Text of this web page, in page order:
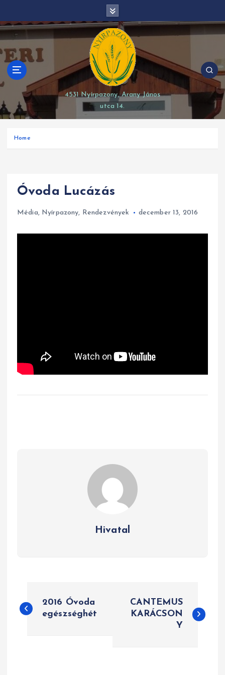
i
p
t
o
t
e
4531 Nyírpazony, Arany János
utca 14.
Home
Óvoda Lucázás
Média, Nyírpazony, Rendezvények december 13, 2016
Hivatal
e
2016 Óvoda
egészséghét
CANTEMUS
KARÁCSON
Y
modal-check